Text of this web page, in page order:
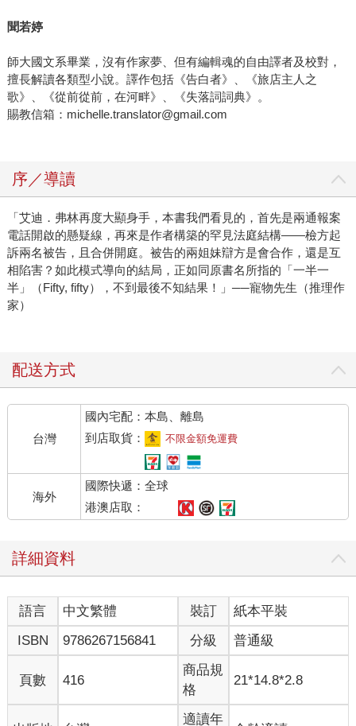
聞若婷
師大國文系畢業，沒有作家夢、但有編輯魂的自由譯者及校對，
擅長解讀各類型小說。譯作包括《告白者》、《旅店主人之
歌》、《從前從前，在河畔》、《失落詞詞典》。
賜教信箱：michelle.translator@gmail.com
序／導讀
「艾迪．弗林再度大顯身手，本書我們看見的，首先是兩通報案
電話開啟的懸疑線，再來是作者構築的罕見法庭結構——檢方起
訴兩名被告，且合併開庭。被告的兩姐妹辯方是會合作，還是互
相陷害？如此模式導向的結局，正如同原書名所指的「一半一
半」（Fifty, fifty），不到最後不知結果！」──寵物先生（推理作
家）
配送方式
台灣
國內宅配：本島、離島
到店取貨：
不限金額免運費
海外
國際快遞：全球
港澳店取：
詳細資料
語言 中文繁體 裝訂
紙本平裝
ISBN
9786267156841 分級 普通級
頁數 416
商品規
格
21*14.8*2.8
適讀年